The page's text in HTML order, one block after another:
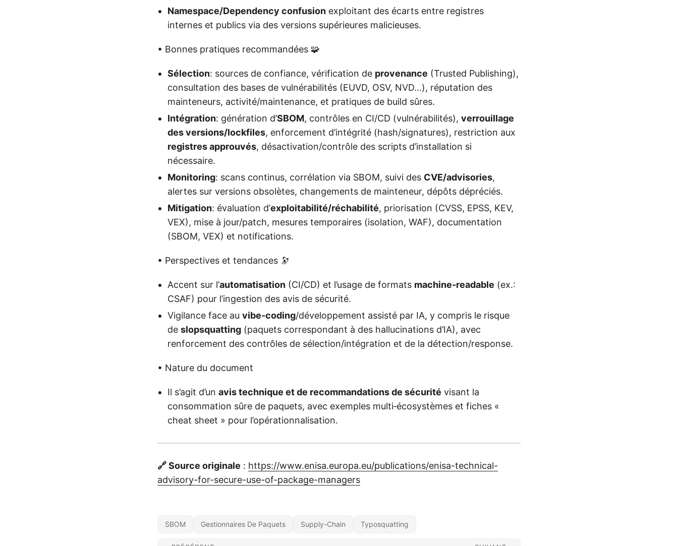
Namespace/Dependency confusion exploitant des écarts entre registres
internes et publics via des versions supérieures malicieuses.
• Bonnes pratiques recommandées 🧩
Sélection: sources de confiance, vérification de provenance (Trusted Publishing),
consultation des bases de vulnérabilités (EUVD, OSV, NVD…), réputation des
mainteneurs, activité/maintenance, et pratiques de build sûres.
Intégration: génération d’SBOM, contrôles en CI/CD (vulnérabilités), verrouillage
des versions/lockfiles, enforcement d’intégrité (hash/signatures), restriction aux
registres approuvés, désactivation/contrôle des scripts d’installation si
nécessaire.
Monitoring: scans continus, corrélation via SBOM, suivi des CVE/advisories,
alertes sur versions obsolètes, changements de mainteneur, dépôts dépréciés.
Mitigation: évaluation d’exploitabilité/réchabilité, priorisation (CVSS, EPSS, KEV,
VEX), mise à jour/patch, mesures temporaires (isolation, WAF), documentation
(SBOM, VEX) et notifications.
• Perspectives et tendances 🔭
Accent sur l’automatisation (CI/CD) et l’usage de formats machine‑readable (ex.:
CSAF) pour l’ingestion des avis de sécurité.
Vigilance face au vibe‑coding/développement assisté par IA, y compris le risque
de slopsquatting (paquets correspondant à des hallucinations d’IA), avec
renforcement des contrôles de sélection/intégration et de la détection/response.
• Nature du document
Il s’agit d’un avis technique et de recommandations de sécurité visant la
consommation sûre de paquets, avec exemples multi‑écosystèmes et fiches «
cheat sheet » pour l’opérationnalisation.
🔗 Source originale : https://www.enisa.europa.eu/publications/enisa-technical-
advisory-for-secure-use-of-package-managers
SBOM Gestionnaires De Paquets Supply-Chain Typosquatting